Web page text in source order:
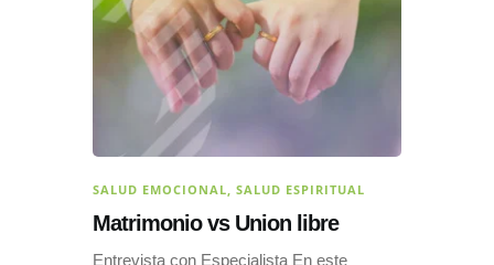
SALUD EMOCIONAL SALUD ESPIRITUAL
Matrimonio vs Union libre
Entrevista con Especialista En este